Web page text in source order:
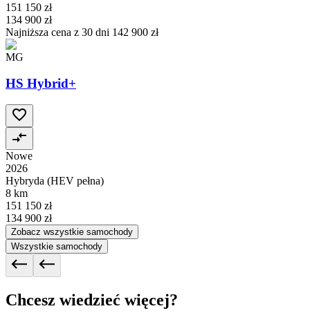
151 150 zł
134 900 zł
Najniższa cena z 30 dni 142 900 zł
MG
HS Hybrid+
Nowe
2026
Hybryda (HEV pełna)
8 km
151 150 zł
134 900 zł
Zobacz wszystkie samochody
Wszystkie samochody
Chcesz wiedzieć więcej?